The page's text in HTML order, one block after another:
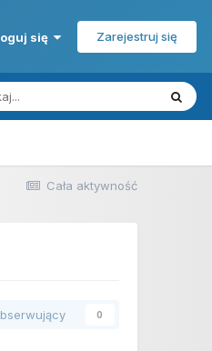
się Zarejestruj się
Cała aktywność
0